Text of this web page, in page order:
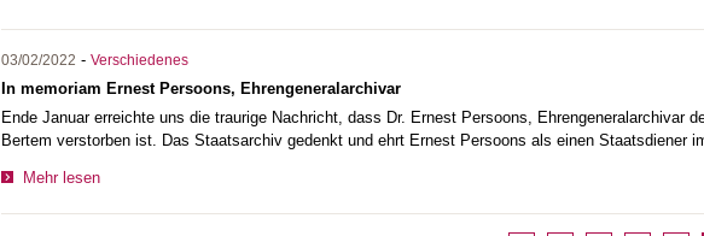
03/02/2022 - Verschiedenes
In memoriam Ernest Persoons, Ehrengeneralarchivar
Ende Januar erreichte uns die traurige Nachricht, dass Dr. Ernest Persoons, Ehrengeneralarchivar
Bertem verstorben ist. Das Staatsarchiv gedenkt und ehrt Ernest Persoons als einen Staatsdiener
Mehr lesen